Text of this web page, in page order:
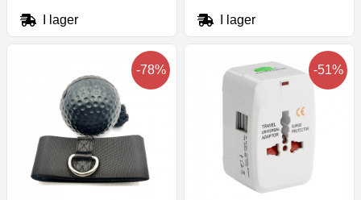
I lager I lager
-78% -51%